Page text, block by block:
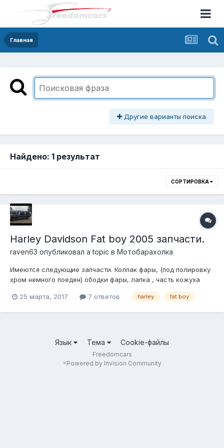
Главная
Другие варианты поиска
Найдено: 1 результат
СОРТИРОВКА
Harley Davidson Fat boy 2005 запчасти.
raven63 опубликовал a topic в Мотобарахолка
Имеются следующие запчасти. Колпак фары, (под полировку
хром немного поеден) ободки фары, лапка , часть кожуха
Спинка заднего сиденья. Цены предлагайте. 890333о2777
25 марта, 2017 7 ответов harley fat boy
Язык Тема Cookie-файлы
Freedomcars
=Powered by Invision Community